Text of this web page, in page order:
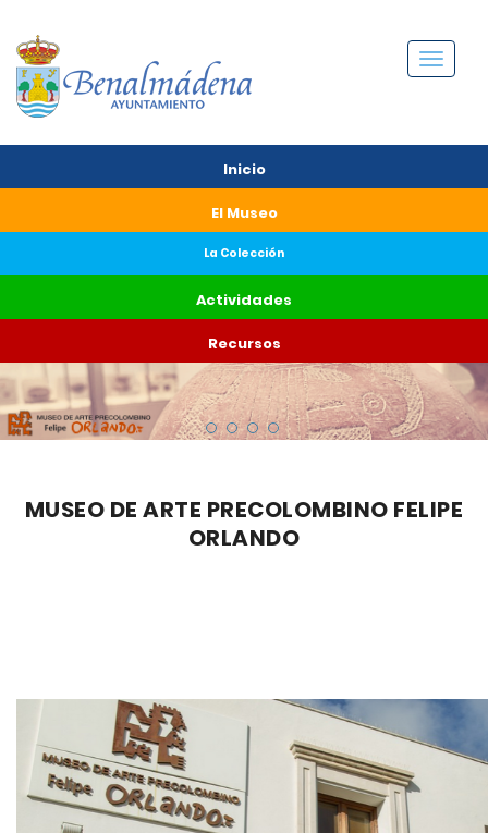
Menú
Inicio
El Museo
La Colección
Actividades
Recursos
MUSEO DE ARTE PRECOLOMBINO FELIPE
ORLANDO